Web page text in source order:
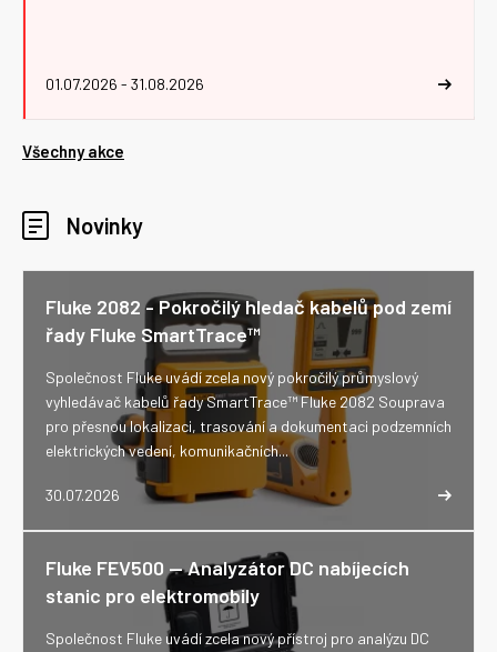
01.07.2026 - 31.08.2026
Všechny akce
Novinky
Fluke 2082 - Pokročilý hledač kabelů pod zemí
řady Fluke SmartTrace™
30.07.2026
Společnost Fluke uvádí zcela nový pokročilý průmyslový
vyhledávač kabelů řady SmartTrace™ Fluke 2082 Souprava
pro přesnou lokalizaci, trasování a dokumentaci podzemních
elektrických vedení, komunikačních...
Fluke FEV500 -- Analyzátor DC nabíjecích
stanic pro elektromobily
Společnost Fluke uvádí zcela nový přístroj pro analýzu DC